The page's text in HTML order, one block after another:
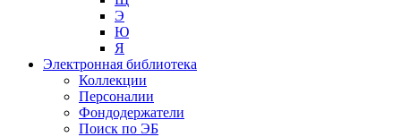
Э
Ю
Я
Электронная библиотека
Коллекции
Персоналии
Фондодержатели
Поиск по ЭБ